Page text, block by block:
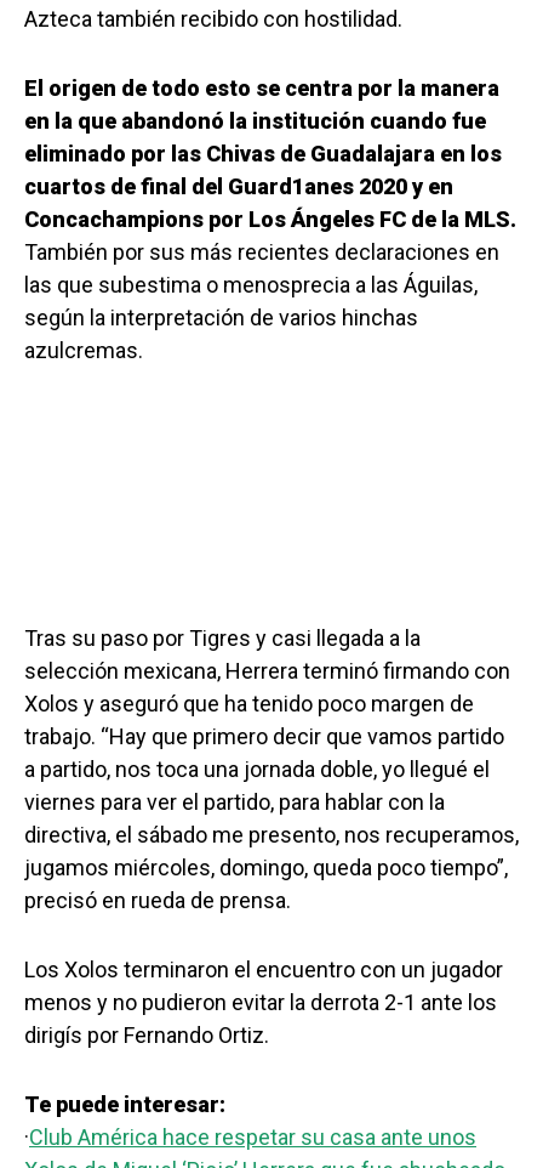
Azteca también recibido con hostilidad.
El origen de todo esto se centra por la manera
en la que abandonó la institución cuando fue
eliminado por las Chivas de Guadalajara en los
cuartos de final del Guard1anes 2020 y en
Concachampions por Los Ángeles FC de la MLS.
También por sus más recientes declaraciones en
las que subestima o menosprecia a las Águilas,
según la interpretación de varios hinchas
azulcremas.
Tras su paso por Tigres y casi llegada a la
selección mexicana, Herrera terminó firmando con
Xolos y aseguró que ha tenido poco margen de
trabajo. “Hay que primero decir que vamos partido
a partido, nos toca una jornada doble, yo llegué el
viernes para ver el partido, para hablar con la
directiva, el sábado me presento, nos recuperamos,
jugamos miércoles, domingo, queda poco tiempo”,
precisó en rueda de prensa.
Los Xolos terminaron el encuentro con un jugador
menos y no pudieron evitar la derrota 2-1 ante los
dirigís por Fernando Ortiz.
Te puede interesar:
·Club América hace respetar su casa ante unos